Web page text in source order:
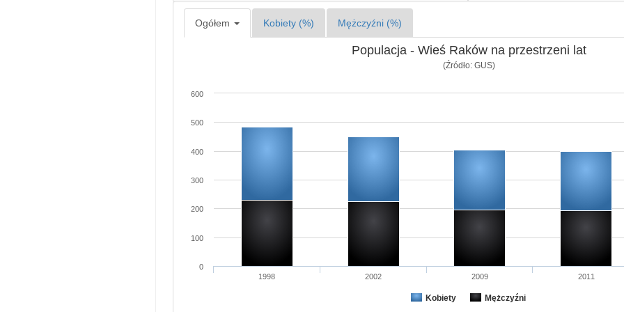
Ogółem Kobiety (%) Mężczyźni (%)
Populacja - Wieś Raków na przestrzeni lat
(Źródło: GUS)
Kobiety Mężczyźni
1998 2002 2009 2011
0
100
200
300
400
500
600